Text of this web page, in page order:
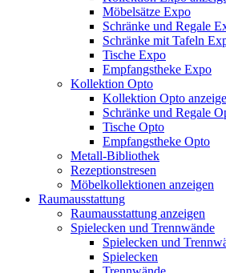
Möbelsätze Expo
Schränke und Regale
Schränke mit Tafeln
Tische Expo
Empfangstheke Expo
Kollektion Opto
Kollektion Opto
Schränke und Regale
Tische Opto
Empfangstheke Opto
Metall-Bibliothek
Rezeptionstresen
Möbelkollektionen anzeigen
Raumausstattung
Raumausstattung anzeigen
Spielecken und Trennwände
Spielecken und
Spielecken